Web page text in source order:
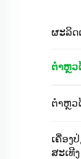
ຜະລິດ
ຕຳຫຼວ
ຕຳຫຼວ
ເຄື່ອງ
ສະເທີງ